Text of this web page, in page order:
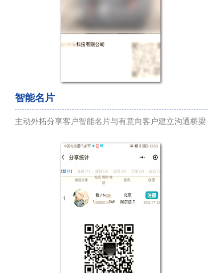
智能名片
主动外拓分享客户智能名片与有意向客户建立沟通桥梁